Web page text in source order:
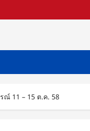
ณ์ 11 – 15 ต.ค. 58